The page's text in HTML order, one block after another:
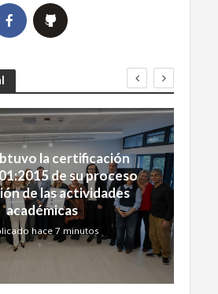
la certificación
de su proceso
de las actividades
académicas
hace 7 minutos